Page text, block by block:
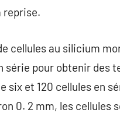
reprise.
cellules au silicium
pour obtenir des
et 120 cellules en
0. 2 mm, les cellules